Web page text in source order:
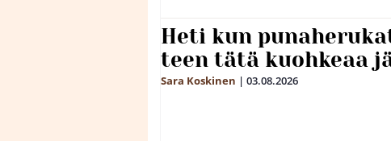
Heti kun
teen tätä kuohkeaa
Sara Koskinen | 03.08.2026